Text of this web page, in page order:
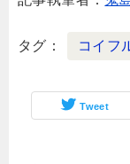
タグ コイフ
Tweet